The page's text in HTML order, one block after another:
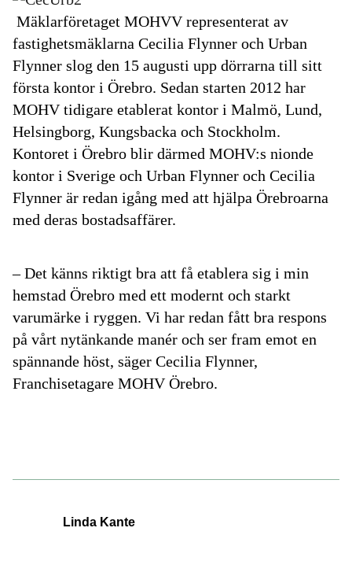
Mäklarföretaget MOHVV representerat av
fastighetsmäklarna Cecilia Flynner och Urban
Flynner slog den 15 augusti upp dörrarna till sitt
första kontor i Örebro. Sedan starten 2012 har
MOHV tidigare etablerat kontor i Malmö, Lund,
Helsingborg, Kungsbacka och Stockholm.
Kontoret i Örebro blir därmed MOHV:s nionde
kontor i Sverige och Urban Flynner och Cecilia
Flynner är redan igång med att hjälpa Örebroarna
med deras bostadsaffärer.
– Det känns riktigt bra att få etablera sig i min
hemstad Örebro med ett modernt och starkt
varumärke i ryggen. Vi har redan fått bra respons
på vårt nytänkande manér och ser fram emot en
spännande höst, säger Cecilia Flynner,
Franchisetagare MOHV Örebro.
Linda Kante